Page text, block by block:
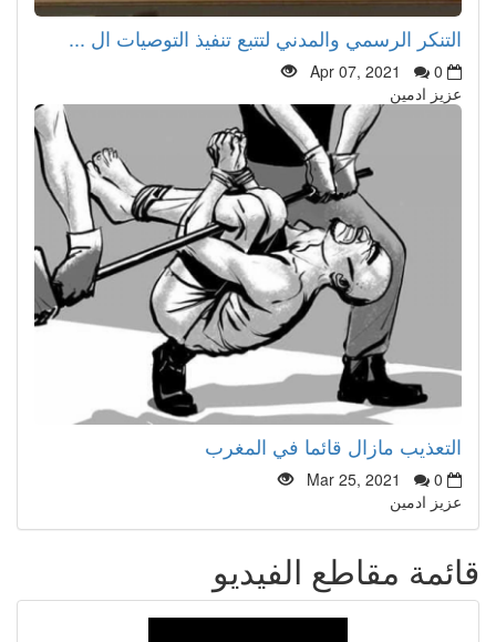
التنكر الرسمي والمدني لتتبع تنفيذ التوصيات ال ...
Apr 07, 2021
0
عزيز ادمين
التعذيب مازال قائما في المغرب
Mar 25, 2021
0
عزيز ادمين
قائمة مقاطع الفيديو